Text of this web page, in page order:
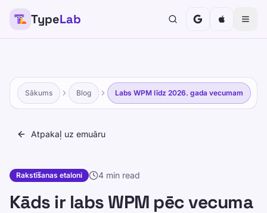
TypeLab
Sākums Blog Labs WPM līdz 2026. gada vecumam
Atpakaļ uz emuāru
Rakstīšanas etaloni 4 min read
Kāds ir labs WPM pēc vecuma